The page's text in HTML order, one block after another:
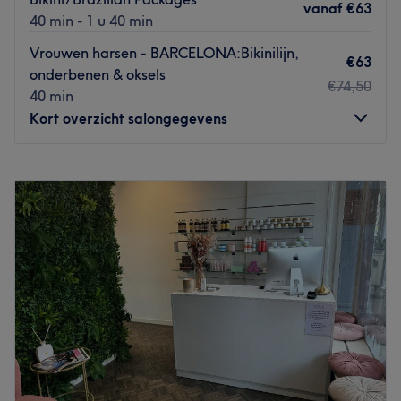
Go to venue
40 min - 1 u 40 min
vanaf €63
Vrouwen harsen - BARCELONA:Bikinilijn,
onderbenen & oksels
40 min
€63
€74,50
Kort overzicht salongegevens
Dinsdag
18:30
Woensdag
10:00 –17:30
Donderdag
10:00–17:30
Vrijdag
10:00
17:30
Zaterdag
Gesloten
Zondag
Gesloten
Belleza’s Mundo is een gespecialiseerde waxsalon aan de
J. Kruijverstraat in Zaandam en biedt comfortabele en
professionele waxbehandelingen aan. Zodra je de